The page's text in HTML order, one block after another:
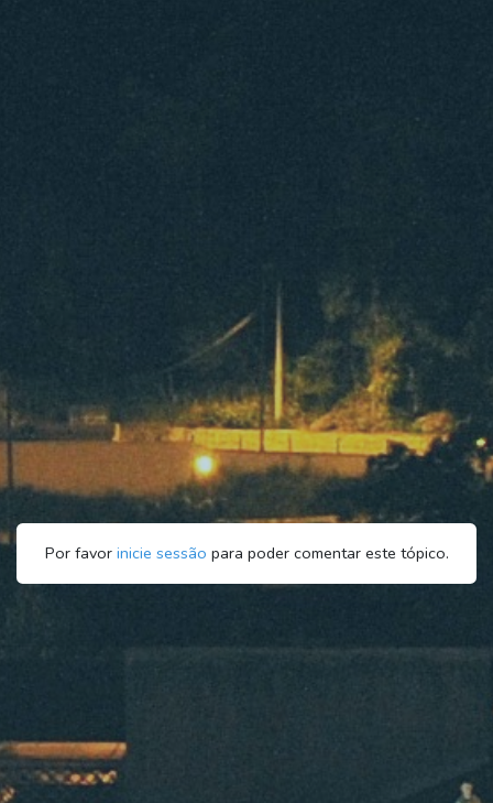
Por favor inicie sessão para poder comentar este tópico.